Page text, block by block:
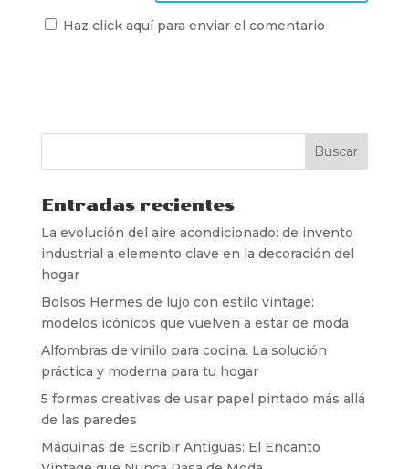
Haz click aquí para enviar el comentario
Entradas recientes
La evolución del aire acondicionado: de invento
industrial a elemento clave en la decoración del
hogar
Bolsos Hermes de lujo con estilo vintage:
modelos icónicos que vuelven a estar de moda
Alfombras de vinilo para cocina. La solución
práctica y moderna para tu hogar
5 formas creativas de usar papel pintado más allá
de las paredes
Máquinas de Escribir Antiguas: El Encanto